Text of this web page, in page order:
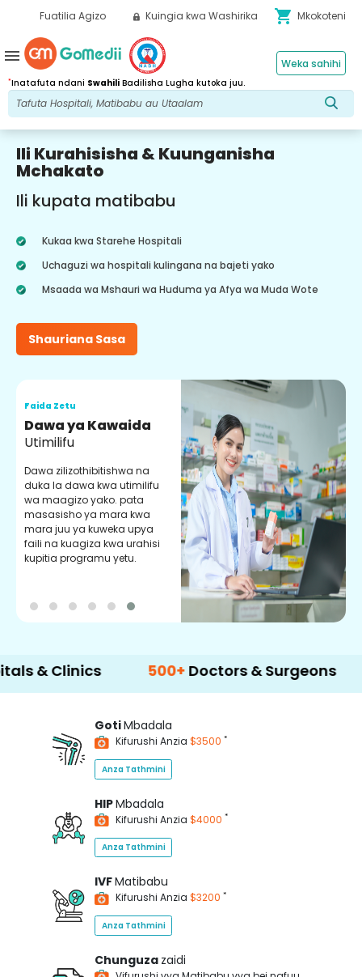
Fuatilia Agizo Kuingia kwa Washirika shopping_cart Mkokoteni
*Inatafuta ndani Swahili Badilisha Lugha kutoka juu.
Weka sahihi
menu
Ili Kurahisisha & Kuunganisha
Mchakato
Ili kupata matibabu
Kukaa kwa Starehe Hospitali
Uchaguzi wa hospitali kulingana na bajeti yako
Msaada wa Mshauri wa Huduma ya Afya wa Muda Wote
Shauriana Sasa
Faida Zetu
Dawa ya Kawaida
Utimilifu
Dawa zilizothibitishwa na
duka la dawa kwa utimilifu
wa maagizo yako. pata
masasisho ya mara kwa
mara juu ya kuweka upya
faili na kuagiza kwa urahisi
kupitia programu yetu.
500+ Doctors & Surgeons 14+
GotiMbadala
Kifurushi Anzia $3500 *
Anza Tathmini
HIPMbadala
Kifurushi Anzia $4000 *
Anza Tathmini
IVFMatibabu
Kifurushi Anzia $3200 *
Anza Tathmini
Chunguza zaidi